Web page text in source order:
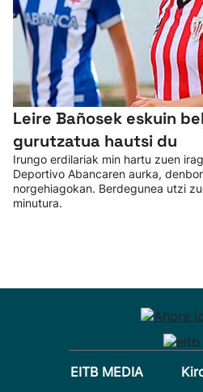
Leire Bañosek eskuin
gurutzatua hautsi du
Irungo erdilariak min hartu zuen
Deportivo Abancaren aurka,
norgehiagokan. Berdegunea utzi
minutura.
EITB MEDIA